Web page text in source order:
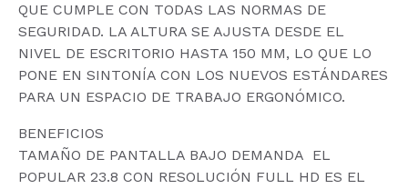
QUE CUMPLE CON TODAS LAS NORMAS DE
SEGURIDAD. LA ALTURA SE AJUSTA DESDE EL
NIVEL DE ESCRITORIO HASTA 150 MM, LO QUE LO
PONE EN SINTONÍA CON LOS NUEVOS ESTÁNDARES
PARA UN ESPACIO DE TRABAJO ERGONÓMICO.
BENEFICIOS
TAMAÑO DE PANTALLA BAJO DEMANDA  EL
POPULAR 23.8 CON RESOLUCIÓN FULL HD ES EL